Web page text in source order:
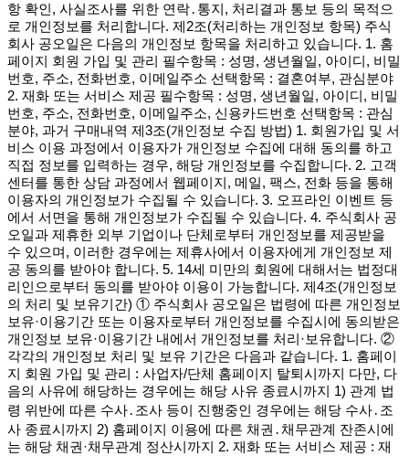
항 확인, 사실조사를 위한 연락․통지, 처리결과 통보 등의 목적으
로 개인정보를 처리합니다. 제2조(처리하는 개인정보 항목) 주식
회사 공오일은 다음의 개인정보 항목을 처리하고 있습니다. 1. 홈
페이지 회원 가입 및 관리 필수항목 : 성명, 생년월일, 아이디, 비밀
번호, 주소, 전화번호, 이메일주소 선택항목 : 결혼여부, 관심분야
2. 재화 또는 서비스 제공 필수항목 : 성명, 생년월일, 아이디, 비밀
번호, 주소, 전화번호, 이메일주소, 신용카드번호 선택항목 : 관심
분야, 과거 구매내역 제3조(개인정보 수집 방법) 1. 회원가입 및 서
비스 이용 과정에서 이용자가 개인정보 수집에 대해 동의를 하고
직접 정보를 입력하는 경우, 해당 개인정보를 수집합니다. 2. 고객
센터를 통한 상담 과정에서 웹페이지, 메일, 팩스, 전화 등을 통해
이용자의 개인정보가 수집될 수 있습니다. 3. 오프라인 이벤트 등
에서 서면을 통해 개인정보가 수집될 수 있습니다. 4. 주식회사 공
오일과 제휴한 외부 기업이나 단체로부터 개인정보를 제공받을
수 있으며, 이러한 경우에는 제휴사에서 이용자에게 개인정보 제
공 동의를 받아야 합니다. 5. 14세 미만의 회원에 대해서는 법정대
리인으로부터 동의를 받아야 이용이 가능합니다. 제4조(개인정보
의 처리 및 보유기간) ① 주식회사 공오일은 법령에 따른 개인정보
보유·이용기간 또는 이용자로부터 개인정보를 수집시에 동의받은
개인정보 보유·이용기간 내에서 개인정보를 처리·보유합니다. ②
각각의 개인정보 처리 및 보유 기간은 다음과 같습니다. 1. 홈페이
지 회원 가입 및 관리 : 사업자/단체 홈페이지 탈퇴시까지 다만, 다
음의 사유에 해당하는 경우에는 해당 사유 종료시까지 1) 관계 법
령 위반에 따른 수사․조사 등이 진행중인 경우에는 해당 수사․조
사 종료시까지 2) 홈페이지 이용에 따른 채권․채무관계 잔존시에
는 해당 채권·채무관계 정산시까지 2. 재화 또는 서비스 제공 : 재